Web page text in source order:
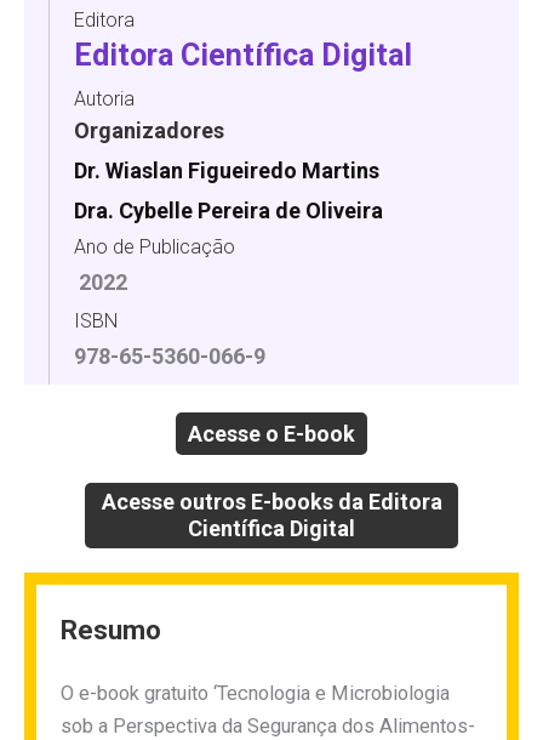
Editora
Editora Científica Digital
Autoria
Organizadores
Dr. Wiaslan Figueiredo Martins
Dra. Cybelle Pereira de Oliveira
Ano de Publicação
2022
ISBN
978-65-5360-066-9
Acesse o E-book
Acesse outros E-books da Editora
Científica Digital
Resumo
O e-book gratuito ‘Tecnologia e Microbiologia
sob a Perspectiva da Segurança dos Alimentos-